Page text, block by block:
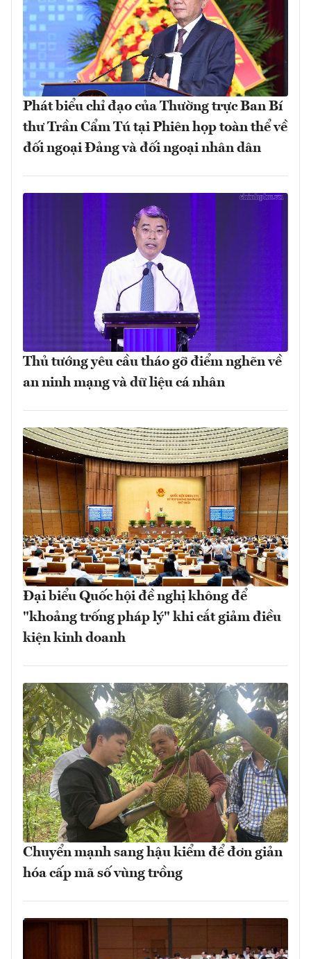
Phát biểu chỉ đạo của Thường trực Ban Bí
thư Trần Cẩm Tú tại Phiên họp toàn thể về
đối ngoại Đảng và đối ngoại nhân dân
Thủ tướng yêu cầu tháo gỡ điểm nghẽn về
an ninh mạng và dữ liệu cá nhân
Đại biểu Quốc hội đề nghị không để
"khoảng trống pháp lý" khi cắt giảm điều
kiện kinh doanh
Chuyển mạnh sang hậu kiểm để đơn giản
hóa cấp mã số vùng trồng